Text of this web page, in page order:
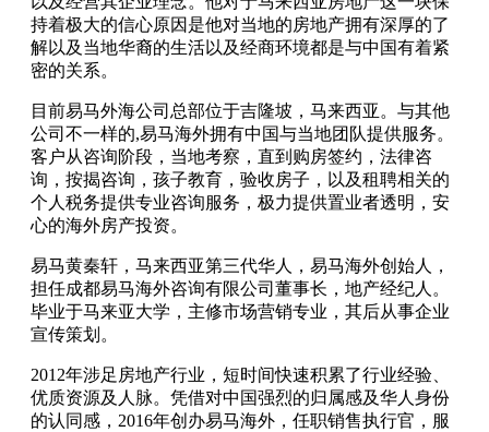
持着极大的信心原因是他对当地的房地产拥有深厚的了
解以及当地华裔的生活以及经商环境都是与中国有着紧
密的关系。
目前易马外海公司总部位于吉隆坡，马来西亚。与其他
公司不一样的,易马海外拥有中国与当地团队提供服务。
客户从咨询阶段，当地考察，直到购房签约，法律咨
询，按揭咨询，孩子教育，验收房子，以及租聘相关的
个人税务提供专业咨询服务，极力提供置业者透明，安
心的海外房产投资。
易马黄秦轩，马来西亚第三代华人，易马海外创始人，
担任成都易马海外咨询有限公司董事长，地产经纪人。
毕业于马来亚大学，主修市场营销专业，其后从事企业
宣传策划。
2012年涉足房地产行业，短时间快速积累了行业经验、
优质资源及人脉。凭借对中国强烈的归属感及华人身份
的认同感，2016年创办易马海外，任职销售执行官，服